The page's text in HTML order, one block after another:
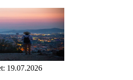
19.07.2026